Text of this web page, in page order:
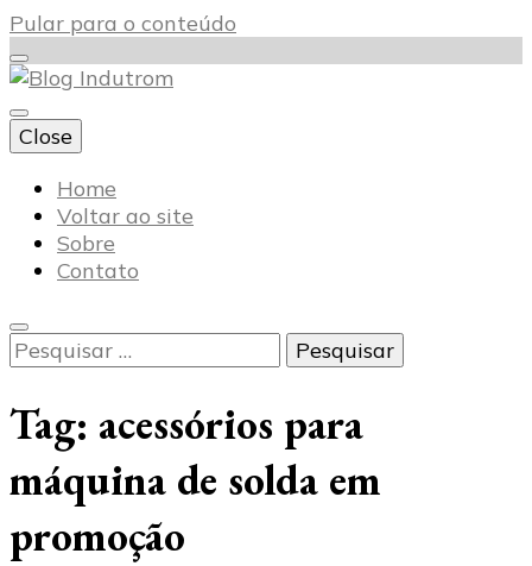
Pular para o conteúdo
Blog Indutrom
Close
Home
Voltar ao site
Sobre
Contato
Pesquisar
por:
Tag: acessórios para
máquina de solda em
promoção